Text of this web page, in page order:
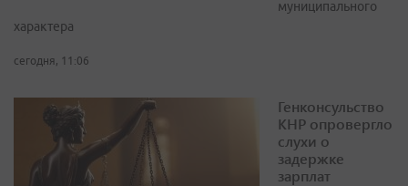
муниципального
характера
сегодня, 11:06
Генконсульство
КНР опровергло
слухи о
задержке
зарплат